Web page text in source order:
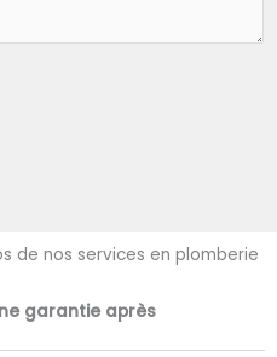
de nos services en plomberie
garantie après